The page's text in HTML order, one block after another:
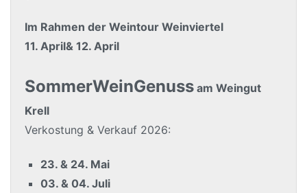
Im Rahmen der Weintour Weinviertel
11. April& 12. April
SommerWeinGenuss am Weingut
Krell
Verkostung & Verkauf 2026:
23.& 24. Mai
03. & 04. Juli